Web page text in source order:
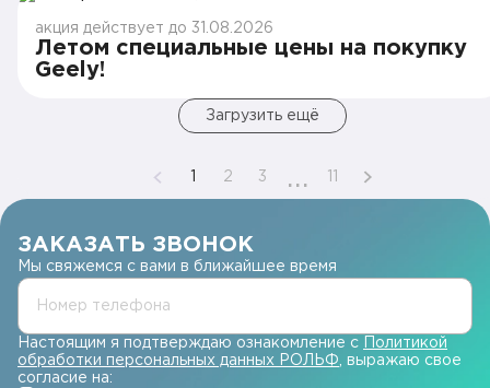
акция действует до 31.08.2026
Летом специальные цены на покупку
Geely!
Загрузить ещё
2 3 ...
ЗАКАЗАТЬ ЗВОНОК
Мы свяжемся с вами в ближайшее время
Номер телефона
Настоящим я подтверждаю ознакомление с
Политикой
обработки персональных данных РОЛЬФ , выражаю свое
согласие на: